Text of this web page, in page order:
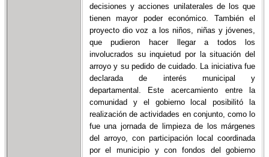
decisiones y acciones unilaterales de los que
tienen mayor poder económico. También el
proyecto dio voz a los niños, niñas y jóvenes,
que pudieron hacer llegar a todos los
involucrados su inquietud por la situación del
arroyo y su pedido de cuidado. La iniciativa fue
declarada de interés municipal y
departamental. Este acercamiento entre la
comunidad y el gobierno local posibilitó la
realización de actividades en conjunto, como lo
fue una jornada de limpieza de los márgenes
del arroyo, con participación local coordinada
por el municipio y con fondos del gobierno